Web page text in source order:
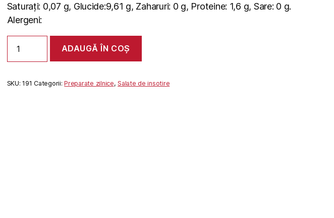
Saturați: 0,07 g, Glucide:9,61 g, Zaharuri: 0 g, Proteine: 1,6 g, Sare: 0 g.
Alergeni:
SALATA
SFECLA
ADAUGĂ ÎN COȘ
SKU:191 Categorii:Preparate zilnice,Salate de insotire